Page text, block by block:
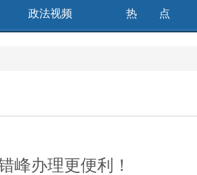
政法视频 热 点
峰办理更便利！